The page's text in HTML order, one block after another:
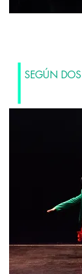
SEGÚN DOS